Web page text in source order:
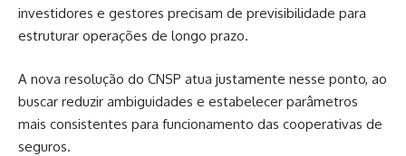
investidores e gestores precisam de previsibilidade para
estruturar operações de longo prazo.
A nova resolução do CNSP atua justamente nesse ponto, ao
buscar reduzir ambiguidades e estabelecer parâmetros
mais consistentes para funcionamento das cooperativas de
seguros.